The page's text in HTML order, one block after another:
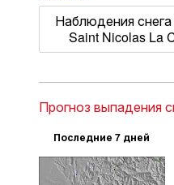
Наблюдения снега
Saint Nicolas La
Прогноз выпадения
Последние 7 дней